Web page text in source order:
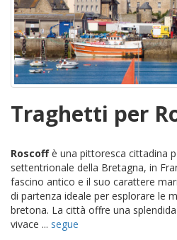
Traghetti per
Roscoffè una pittoresca cittadina
settentrionale della Bretagna, in
fascino antico e il suo carattere
di partenza ideale per esplorare le
bretona. La città offre una
vivace ... segue